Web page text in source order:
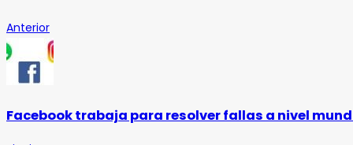
Anterior
Facebook trabaja para resolver fallas a nivel